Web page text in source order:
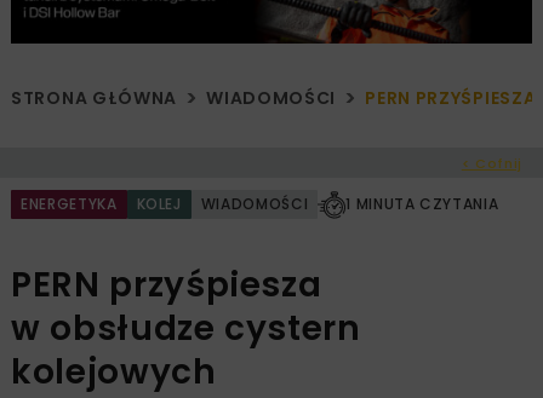
STRONA GŁÓWNA WIADOMOŚCI PERN
< Cofnij
ENERGETYKA KOLEJ WIADOMOŚCI 1 MINUTA CZYTANIA
PERN przyśpiesza
w obsłudze cystern
kolejowych